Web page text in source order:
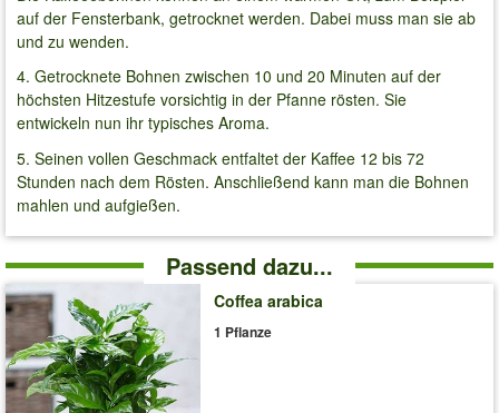
auf der Fensterbank, getrocknet werden. Dabei muss man sie ab
und zu wenden.
4. Getrocknete Bohnen zwischen 10 und 20 Minuten auf der
höchsten Hitzestufe vorsichtig in der Pfanne rösten. Sie
entwickeln nun ihr typisches Aroma.
5. Seinen vollen Geschmack entfaltet der Kaffee 12 bis 72
Stunden nach dem Rösten. Anschließend kann man die Bohnen
mahlen und aufgießen.
Passend dazu...
Coffea arabica
1 Pflanze